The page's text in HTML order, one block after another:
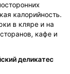
калорийность.
в кляре и на
кафе и
деликатес